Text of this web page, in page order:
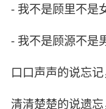
- 我不是顾里不是
- 我不是顾源不是
口口声声的说忘
清清楚楚的说遗